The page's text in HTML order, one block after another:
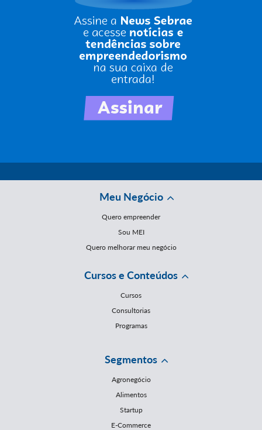
Meu Negócio
Quero empreender
Sou MEI
Quero melhorar meu negócio
Cursos e Conteúdos
Cursos
Consultorias
Programas
Segmentos
Agronegócio
Alimentos
Startup
E-Commerce